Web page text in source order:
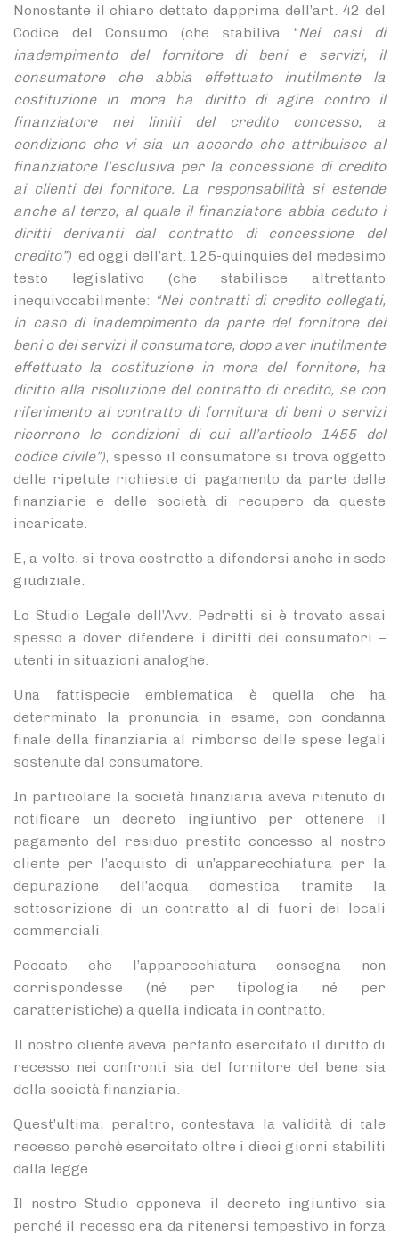
Nonostante il chiaro dettato dapprima dell’art. 42 del
Codice del Consumo (che stabiliva “Nei casi di
inadempimento del fornitore di beni e servizi, il
consumatore che abbia effettuato inutilmente la
costituzione in mora ha diritto di agire contro il
finanziatore nei limiti del credito concesso, a
condizione che vi sia un accordo che attribuisce al
finanziatore l’esclusiva per la concessione di credito
ai clienti del fornitore. La responsabilità si estende
anche al terzo, al quale il finanziatore abbia ceduto i
diritti derivanti dal contratto di concessione del
credito”)ed oggi dell’art. 125-quinquies del medesimo
testo legislativo (che stabilisce altrettanto
inequivocabilmente: “Nei contratti di credito collegati,
in caso di inadempimento da parte del fornitore dei
beni o dei servizi il consumatore, dopo aver inutilmente
effettuato la costituzione in mora del fornitore, ha
diritto alla risoluzione del contratto di credito, se con
riferimento al contratto di fornitura di beni o servizi
ricorrono le condizioni di cui all’articolo 1455 del
codice civile”), spesso il consumatore si trova oggetto
delle ripetute richieste di pagamento da parte delle
finanziarie e delle società di recupero da queste
incaricate.
E, a volte, si trova costretto a difendersi anche in sede
giudiziale.
Lo Studio Legale dell’Avv. Pedretti si è trovato assai
spesso a dover difendere i diritti dei consumatori –
utenti in situazioni analoghe.
Una fattispecie emblematica è quella che ha
determinato la pronuncia in esame, con condanna
finale della finanziaria al rimborso delle spese legali
sostenute dal consumatore.
In particolare la società finanziaria aveva ritenuto di
notificare un decreto ingiuntivo per ottenere il
pagamento del residuo prestito concesso al nostro
cliente per l’acquisto di un’apparecchiatura per la
depurazione dell’acqua domestica tramite la
sottoscrizione di un contratto al di fuori dei locali
commerciali.
Peccato che l’apparecchiatura consegna non
corrispondesse (né per tipologia né per
caratteristiche) a quella indicata in contratto.
Il nostro cliente aveva pertanto esercitato il diritto di
recesso nei confronti sia del fornitore del bene sia
della società finanziaria.
Quest’ultima, peraltro, contestava la validità di tale
recesso perchè esercitato oltre i dieci giorni stabiliti
dalla legge.
Il nostro Studio opponeva il decreto ingiuntivo sia
perché il recesso era da ritenersi tempestivo in forza